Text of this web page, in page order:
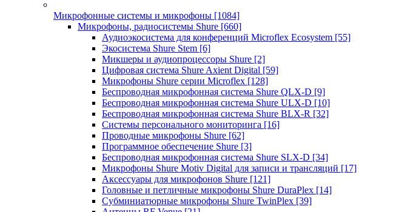
Микрофонные системы и микрофоны [1084]
Микрофоны, радиосистемы Shure [660]
Аудиоэкосистема для конференций Microflex Ecosystem [55]
Экосистема Shure Stem [6]
Микшеры и аудиопроцессоры Shure [2]
Цифровая система Shure Axient Digital [59]
Микрофоны Shure серии Microflex [128]
Беспроводная микрофонная система Shure QLX-D [9]
Беспроводная микрофонная система Shure ULX-D [10]
Беспроводная микрофонная система Shure BLX-R [32]
Системы персонального мониторинга [16]
Проводные микрофоны Shure [62]
Программное обеспечение Shure [3]
Беспроводная микрофонная система Shure SLX-D [34]
Микрофоны Shure Motiv Digital для записи и трансляций [17]
Аксессуары для микрофонов Shure [121]
Головные и петличные микрофоны Shure DuraPlex [14]
Субминиатюрные микрофоны Shure TwinPlex [39]